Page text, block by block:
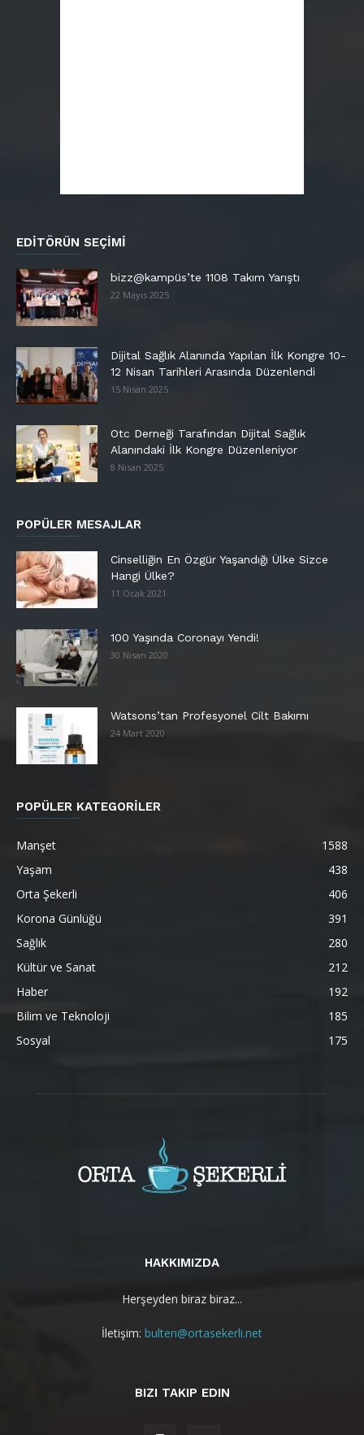
EDITÖRÜN SEÇIMI
bizz@kampüs’te 1108 Takım Yarıştı
22 Mayıs 2025
Dijital Sağlık Alanında Yapılan İlk Kongre 10-
12 Nisan Tarihleri Arasında Düzenlendi
15 Nisan 2025
Otc Derneği Tarafından Dijital Sağlık
Alanındaki İlk Kongre Düzenleniyor
8 Nisan 2025
POPÜLER MESAJLAR
Cinselliğin En Özgür Yaşandığı Ülke Sizce
Hangi Ülke?
11 Ocak 2021
100 Yaşında Coronayı Yendi!
30 Nisan 2020
Watsons’tan Profesyonel Cilt Bakımı
24 Mart 2020
POPÜLER KATEGORİLER
Manşet
1588
Yaşam
438
Orta Şekerli
406
Korona Günlüğü
391
Sağlık
280
Kültür ve Sanat
212
Haber
192
Bilim ve Teknoloji
185
Sosyal
175
HAKKIMIZDA
Herşeyden biraz biraz...
İletişim: bulten@ortasekerli.net
BIZI TAKIP EDIN